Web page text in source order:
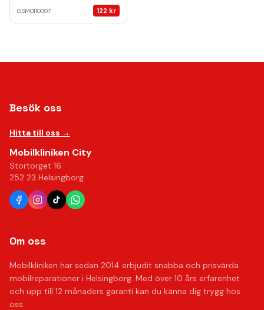
Watch 3 45mm / Galaxy
Watch 46 mm / Gear S3
GSM0110007 122 kr
Besök oss
Hitta till oss →
Mobilkliniken City
Stortorget 16
252 23 Helsingborg
Om oss
Mobilkliniken har sedan 2014 erbjudit snabba och prisvärda
mobilreparationer i Helsingborg. Med över 10 års erfarenhet
och upp till 12 månaders garanti kan du känna dig trygg hos
oss.